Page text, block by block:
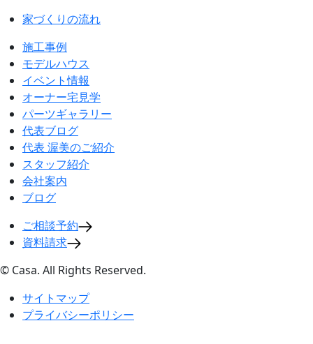
家づくりの流れ
施工事例
モデルハウス
イベント情報
オーナー宅見学
パーツギャラリー
代表ブログ
代表 渥美のご紹介
スタッフ紹介
会社案内
ブログ
ご相談予約
資料請求
© Casa. All Rights Reserved.
サイトマップ
プライバシーポリシー